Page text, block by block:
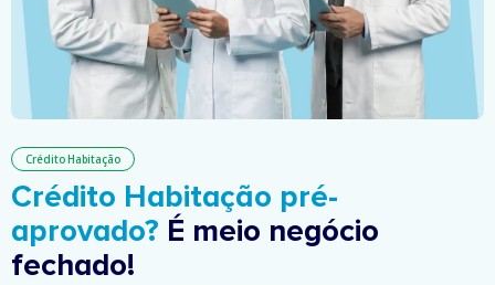
Crédito Habitação
Crédito Habitação pré-
aprovado? É meio negócio
fechado!